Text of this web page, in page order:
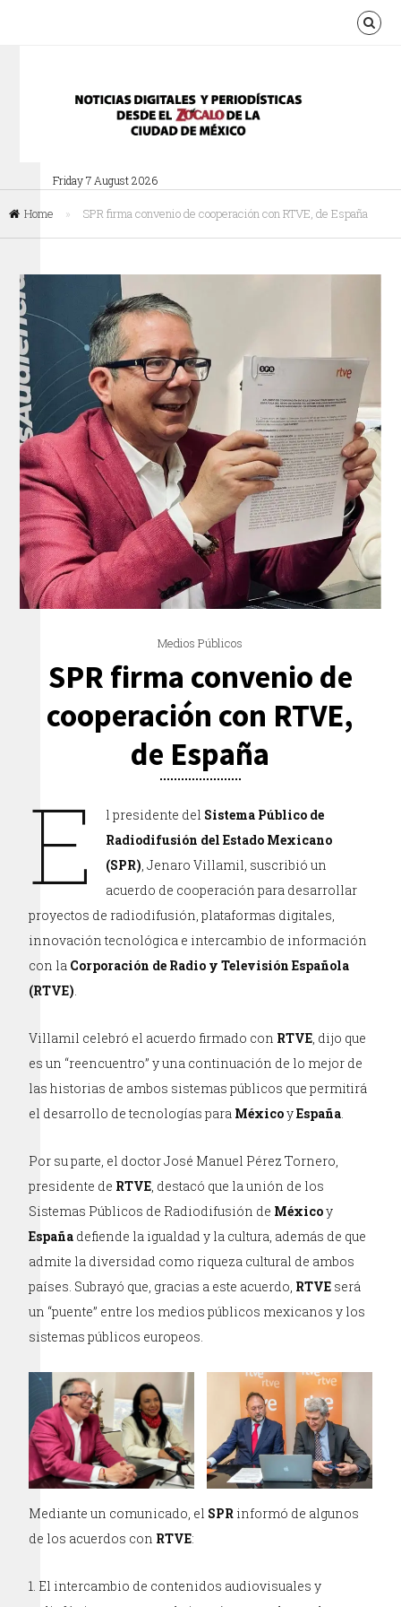
Friday 7 August 2026
Home » SPR firma convenio de cooperación con RTVE, de España
Medios Públicos
SPR firma convenio de
cooperación con RTVE,
de España
E l presidente del Sistema Público de
Radiodifusión del Estado Mexicano
(SPR) , Jenaro Villamil, suscribió un
acuerdo de cooperación para desarrollar
proyectos de radiodifusión, plataformas digitales,
innovación tecnológica e intercambio de información
con la Corporación de Radio y Televisión Española
(RTVE)
Villamil celebró el acuerdo firmado con RTVE , dijo que
es un “reencuentro” y una continuación de lo mejor de
las historias de ambos sistemas públicos que permitirá
el desarrollo de tecnologías para MéxicoyEspaña
Por su parte, el doctor José Manuel Pérez Tornero,
presidente de RTVE , destacó que la unión de los
Sistemas Públicos de Radiodifusión de Méxicoy
España defiende la igualdad y la cultura, además de que
admite la diversidad como riqueza cultural de ambos
países. Subrayó que, gracias a este acuerdo, RTVE será
un “puente” entre los medios públicos mexicanos y los
sistemas públicos europeos.
Mediante un comunicado, el SPR informó de algunos
de los acuerdos con RTVE:
El intercambio de contenidos audiovisuales y